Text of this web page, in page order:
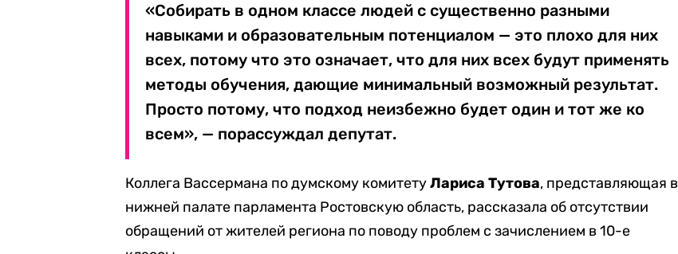
«Собирать в одном классе людей с существенно разными
навыками и образовательным потенциалом — это плохо для них
всех, потому что это означает, что для них всех будут применять
методы обучения, дающие минимальный возможный результат.
Просто потому, что подход неизбежно будет один и тот же ко
всем», — порассуждал депутат.
Коллега Вассермана по думскому комитетуЛариса Тутова, представляющая в
нижней палате парламента Ростовскую область, рассказала об отсутствии
обращений от жителей региона по поводу проблем с зачислением в 10-е